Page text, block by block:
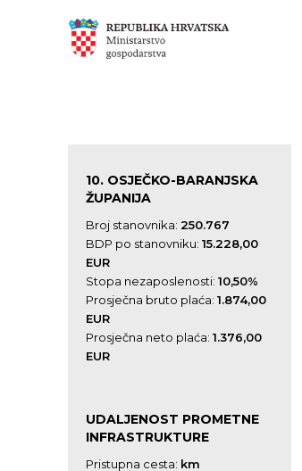
10. OSJEČKO-BARANJSKA
ŽUPANIJA
Broj stanovnika: 250.767
BDP po stanovniku:15.228,00
EUR
Stopa nezaposlenosti:10,50%
Prosječna bruto plaća:1.874,00
EUR
Prosječna neto plaća:1.376,00
EUR
UDALJENOST PROMETNE
INFRASTRUKTURE
Pristupna cesta: km